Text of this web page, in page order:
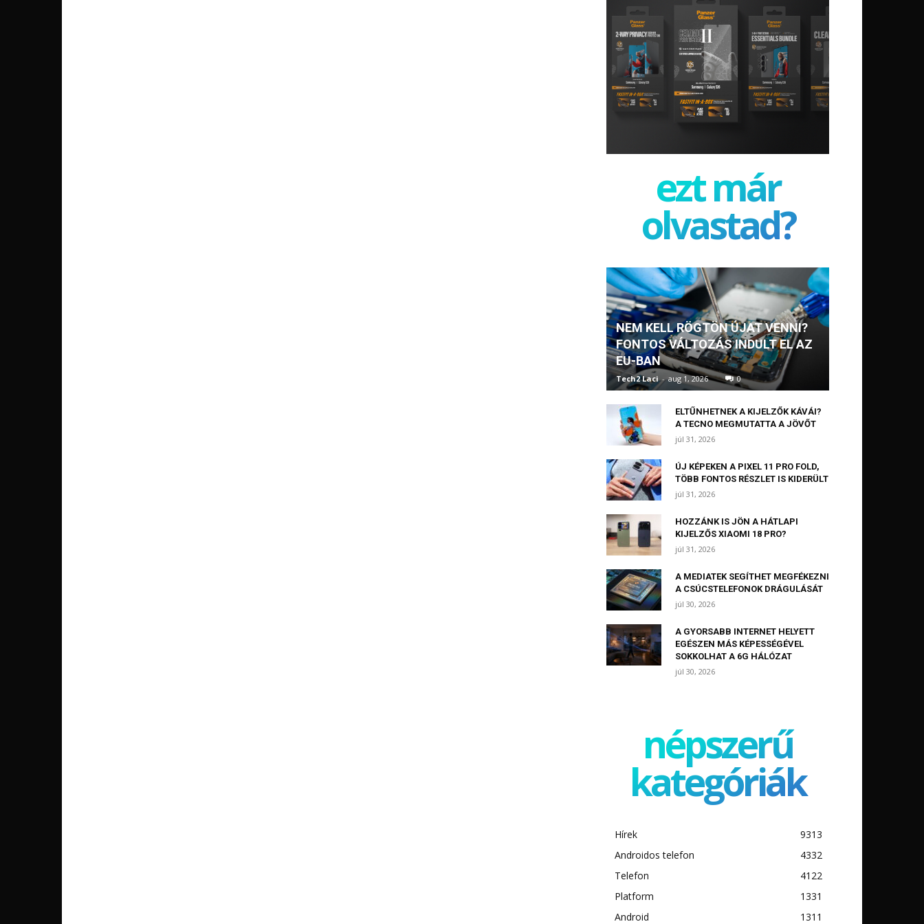
ezt már
olvastad?
NEM KELL RÖGTÖN ÚJAT VENNI?
FONTOS VÁLTOZÁS INDULT EL AZ
EU-BAN
Tech2 Laci - aug 1, 2026 0
ELTŰNHETNEK A KIJELZŐK KÁVÁI?
A TECNO MEGMUTATTA A JÖVŐT
júl 31, 2026
ÚJ KÉPEKEN A PIXEL 11 PRO FOLD,
TÖBB FONTOS RÉSZLET IS KIDERÜLT
júl 31, 2026
HOZZÁNK IS JÖN A HÁTLAPI
KIJELZŐS XIAOMI 18 PRO?
júl 31, 2026
A MEDIATEK SEGÍTHET MEGFÉKEZNI
A CSÚCSTELEFONOK DRÁGULÁSÁT
júl 30, 2026
A GYORSABB INTERNET HELYETT
EGÉSZEN MÁS KÉPESSÉGÉVEL
SOKKOLHAT A 6G HÁLÓZAT
júl 30, 2026
népszerű
kategóriák
Hírek
9313
Androidos telefon
4332
Telefon
4122
Platform
1331
Android
1311